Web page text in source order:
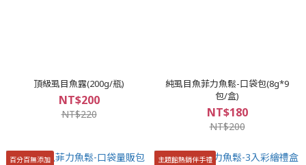
頂級虱目魚露(200g/瓶)
NT$200
NT$220
純虱目魚菲力魚鬆-口袋包(8g*9
包/盒)
NT$180
NT$200
百分百無添加 主題館熱銷伴手禮